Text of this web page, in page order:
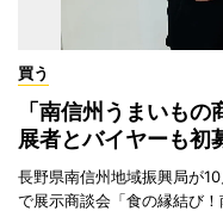
買う
「南信州うまいも
展者とバイヤーも初
長野県南信州地域振興局が
で展示商談会「食の縁結び！